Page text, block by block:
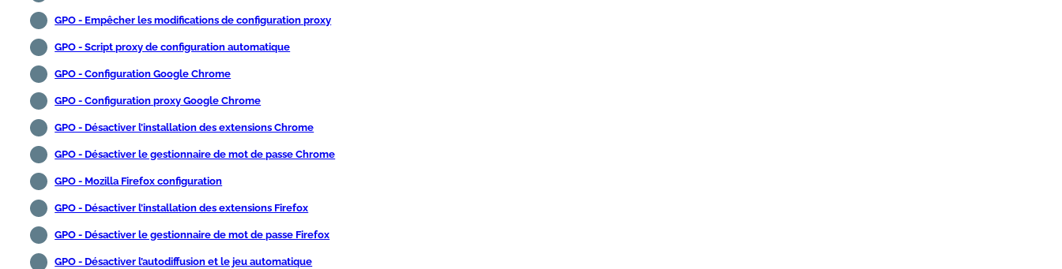
GPO - Empêcher les modifications de configuration proxy
GPO - Script proxy de configuration automatique
GPO - Configuration Google Chrome
GPO - Configuration proxy Google Chrome
GPO - Désactiver l’installation des extensions Chrome
GPO - Désactiver le gestionnaire de mot de passe Chrome
GPO - Mozilla Firefox configuration
GPO - Désactiver l’installation des extensions Firefox
GPO - Désactiver le gestionnaire de mot de passe Firefox
GPO - Désactiver l’autodiffusion et le jeu automatique